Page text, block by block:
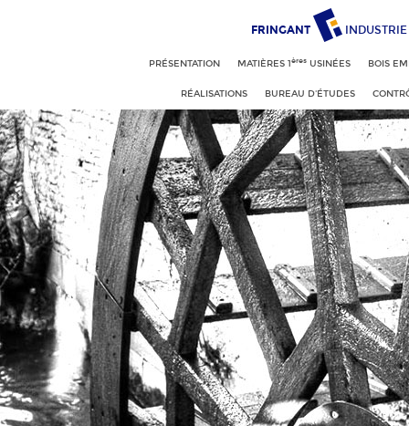
FRINGANT INDUSTRIE
PRÉSENTATION MATIÈRES 1 èresUSINÉES BOIS
RÉALISATIONS BUREAU D'ÉTUDES